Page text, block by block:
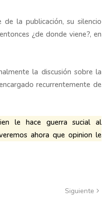
de la publicación, su silencio
¿de donde viene?, en
la discusión sobre la
recurrentemente de
le hace guerra sucial al
ahora que opinion le
Siguiente